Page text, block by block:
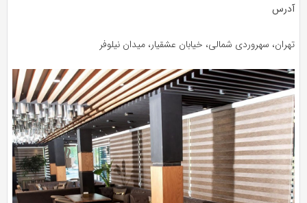
آدرس
تهران، سهروردی شمالی، خیابان عشقیار، میدان نیلوفر